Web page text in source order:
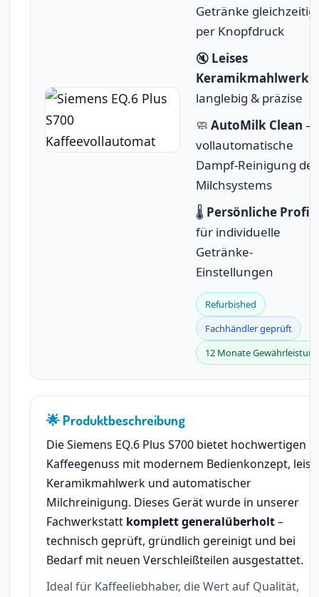
Getränke gleichzeitig
per Knopfdruck
🔇 Leises
Keramikmahlwerk
langlebig & präzise
🧼 AutoMilk Clean –
vollautomatische
Dampf-Reinigung des
Milchsystems
🌡️ Persönliche
für individuelle
Getränke-
Einstellungen
Refurbished
Fachhändler geprüft
12 Monate Gewährleistung
🌟 Produktbeschreibung
Die Siemens EQ.6 Plus S700 bietet hochwertigen
Kaffeegenuss mit modernem Bedienkonzept,
Keramikmahlwerk und automatischer
Milchreinigung. Dieses Gerät wurde in unserer
Fachwerkstatt komplett generalüberholt–
technisch geprüft, gründlich gereinigt und bei
Bedarf mit neuen Verschleißteilen ausgestattet.
Ideal für Kaffeeliebhaber, die Wert auf Qualität,